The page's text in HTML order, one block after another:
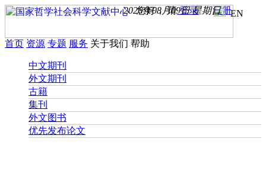
您好， 请登录 注册EN
2026年08月09日 星期日
首页 资源 专题 服务 关于我们 帮助
中文期刊
外文期刊
古籍
集刊
外文图书
优先发布论文